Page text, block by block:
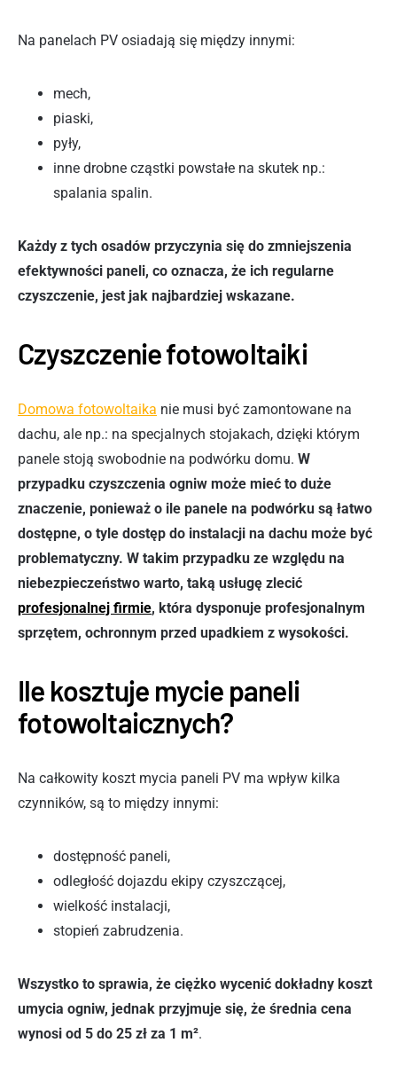
Na panelach PV osiadają się między innymi:
mech,
piaski,
pyły,
inne drobne cząstki powstałe na skutek np.:
spalania spalin.
Każdy z tych osadów przyczynia się do zmniejszenia
efektywności paneli, co oznacza, że ich regularne
czyszczenie, jest jak najbardziej wskazane.
Czyszczenie fotowoltaiki
Domowa fotowoltaika nie musi być zamontowane na
dachu, ale np.: na specjalnych stojakach, dzięki którym
panele stoją swobodnie na podwórku domu. W
przypadku czyszczenia ogniw może mieć to duże
znaczenie, ponieważ o ile panele na podwórku są łatwo
dostępne, o tyle dostęp do instalacji na dachu może być
problematyczny. W takim przypadku ze względu na
niebezpieczeństwo warto, taką usługę zlecić
profesjonalnej firmie, która dysponuje profesjonalnym
sprzętem, ochronnym przed upadkiem z wysokości.
Ile kosztuje mycie paneli
fotowoltaicznych?
Na całkowity koszt mycia paneli PV ma wpływ kilka
czynników, są to między innymi:
dostępność paneli,
odległość dojazdu ekipy czyszczącej,
wielkość instalacji,
stopień zabrudzenia.
Wszystko to sprawia, że ciężko wycenić dokładny koszt
umycia ogniw, jednak przyjmuje się, że średnia cena
wynosi od 5 do 25 zł za 1 m².